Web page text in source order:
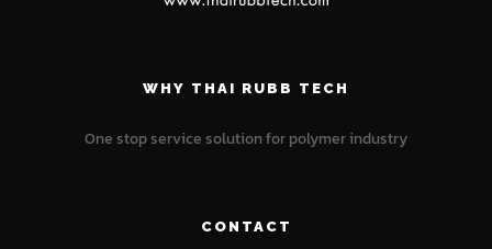
WHY THAI RUBB TECH
One stop service solution for polymer industry
CONTACT